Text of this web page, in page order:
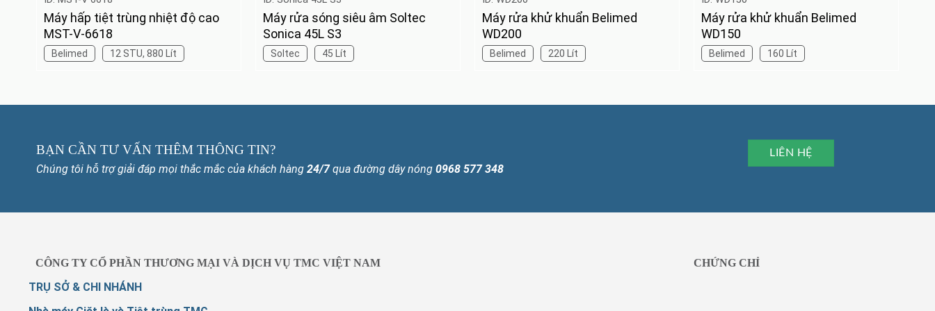
Máy hấp tiệt trùng nhiệt độ cao
MST-V-6618
Belimed 12 STU, 880 Lít
Máy rửa sóng siêu âm Soltec
Sonica 45L S3
Soltec 45 Lít
Máy rửa khử khuẩn Belimed
WD200
Belimed 220 Lít
Máy rửa khử khuẩn Belimed
WD150
Belimed 160 Lít
BẠN CẦN TƯ VẤN THÊM THÔNG TIN?
Chúng tôi hỗ trợ giải đáp mọi thắc mắc của khách hàng 24/7qua đường dây nóng 0968 577 348
LIÊN HỆ
CÔNG TY CỔ PHẦN THƯƠNG MẠI VÀ DỊCH VỤ TMC VIỆT NAM
TRỤ SỞ & CHI NHÁNH
CHỨNG CHỈ